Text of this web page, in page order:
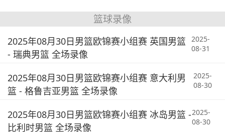
篮球录像
2025年08月30日男篮欧锦赛小组赛 英国男篮
- 瑞典男篮 全场录像
2025-
08-31
2025年08月30日男篮欧锦赛小组赛 意大利男
篮 - 格鲁吉亚男篮 全场录像
2025-
08-30
2025年08月30日男篮欧锦赛小组赛 冰岛男篮 -
比利时男篮 全场录像
2025-
08-30